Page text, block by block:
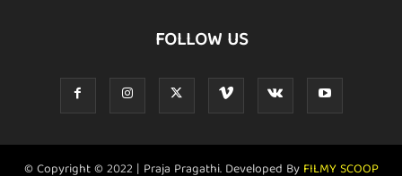
FOLLOW US
© Copyright © 2022 | Praja Pragathi. Developed By FILMY SCOOP